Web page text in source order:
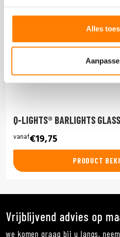
Alles
Q-LIGHTS® BARLIGHTS
vanaf€19,75
PRODUCT
Vrijblijvend advies op
we komen graag bij u langs,